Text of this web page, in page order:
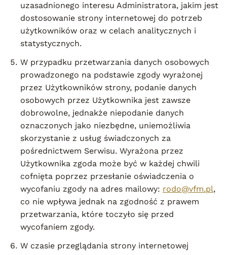
uzasadnionego interesu Administratora, jakim jest
dostosowanie strony internetowej do potrzeb
użytkowników oraz w celach analitycznych i
statystycznych.
W przypadku przetwarzania danych osobowych
prowadzonego na podstawie zgody wyrażonej
przez Użytkowników strony, podanie danych
osobowych przez Użytkownika jest zawsze
dobrowolne, jednakże niepodanie danych
oznaczonych jako niezbędne, uniemożliwia
skorzystanie z usług świadczonych za
pośrednictwem Serwisu. Wyrażona przez
Użytkownika zgoda może być w każdej chwili
cofnięta poprzez przesłanie oświadczenia o
wycofaniu zgody na adres mailowy: rodo@vfm.pl,
co nie wpływa jednak na zgodność z prawem
przetwarzania, które toczyło się przed
wycofaniem zgody.
W czasie przeglądania strony internetowej